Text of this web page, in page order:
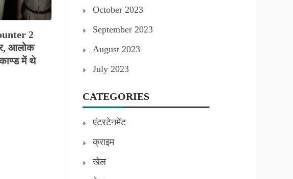
2
आलोक
में थे
October 2023
September 2023
August 2023
July 2023
CATEGORIES
एंटरटेनमेंट
क्राइम
खेल